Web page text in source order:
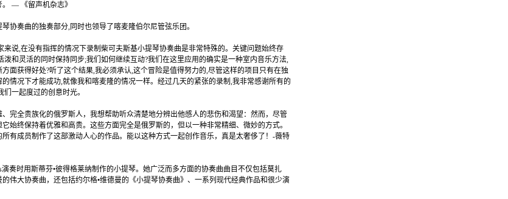
— 《留声机杂志》
协奏曲的独奏部分,同时也领导了喀麦隆伯尔尼管弦乐团。
来说,在没有指挥的情况下录制柴可夫斯基小提琴协奏曲是非常特殊的。关键问题始终存
泼和灵活的同时保持同步;我们如何继续互动?我们在这里应用的确实是一种室内音乐方法,
面获得好处?听了这个结果,我必须承认,这个冒险是值得努力的,尽管这样的项目只有在独
情况下才能成功,就像我和喀麦隆的情况一样。经过几天的紧张的录制,我非常感谢所有的
的刺激,我们一起度过的创意时光。
完全贵族化的俄罗斯人，我想帮助听众清楚地分辨出他感人的悲伤和渴望：然而，尽管
始终保持着优雅和高贵。这些方面完全是俄罗斯的，但以一种非常精细、微妙的方式。
有成员制作了这部激动人心的作品。能以这种方式一起创作音乐，真是太奢侈了！-薇特
演奏时用斯蒂芬•彼得格莱纳制作的小提琴。她广泛而多方面的协奏曲曲目不仅包括莫扎
伟大协奏曲，还包括约尔格•维德曼的《小提琴协奏曲》、一系列现代经典作品和很少演